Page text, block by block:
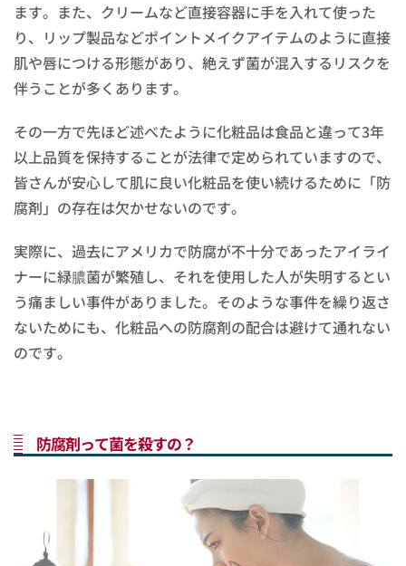
ます。また、クリームなど直接容器に手を入れて使った
り、リップ製品などポイントメイクアイテムのように直接
肌や唇につける形態があり、絶えず菌が混入するリスクを
伴うことが多くあります。
その一方で先ほど述べたように化粧品は食品と違って3年
以上品質を保持することが法律で定められていますので、
皆さんが安心して肌に良い化粧品を使い続けるために「防
腐剤」の存在は欠かせないのです。
実際に、過去にアメリカで防腐が不十分であったアイライ
ナーに緑膿菌が繁殖し、それを使用した人が失明するとい
う痛ましい事件がありました。そのような事件を繰り返さ
ないためにも、化粧品への防腐剤の配合は避けて通れない
のです。
防腐剤って菌を殺すの？